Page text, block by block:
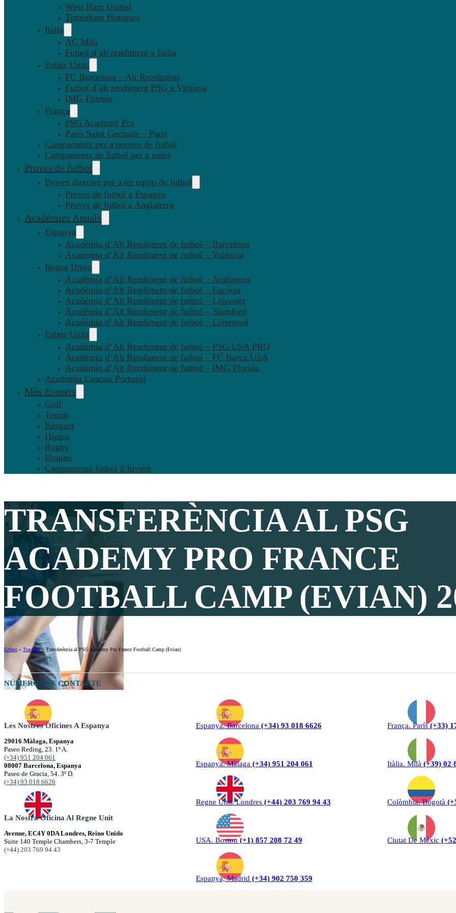
West Ham United
Tottenham Hotspurs
Itàlia
AC Milà
Futbol d’alt rendiment a Itàlia
Estats Units
FC Barcelona – Alt Rendiment
Futbol d’alt rendiment PSG a Virgínia
IMG Florida
França
PSG Academy Pro
Paris Saint Germain – Paris
Campaments per a porters de futbol
Campaments de futbol per a noies
Proves de futbol
Proves directes per a un equip de futbol
Proves de futbol a Espanya
Proves de futbol a Anglaterra
Acadèmies Anuals
Espanya
Acadèmia d’Alt Rendiment de futbol – Barcelona
Acadèmia d’Alt Rendiment de futbol – València
Regne Unito
Acadèmia d’Alt Rendiment de futbol – Anglaterra
Acadèmia d’Alt Rendiment de futbol – Escòcia
Acadèmia d’Alt Rendiment de futbol – Leicester
Acadèmia d’Alt Rendiment de futbol – Stamford
Acadèmia d’Alt Rendiment de futbol – Liverpool
Estats Units
Acadèmia d’Alt Rendiment de futbol – PSG USA PRO
Acadèmia d’Alt Rendiment de futbol – FC Barça USA
Acadèmia d’Alt Rendiment de futbol – IMG Florida
Acadèmia Cascais Portugal
Més Esports
Golf
Tennis
Bàsquet
Hípica
Rugby
Hoquei
Campaments futbol d’hivern
TRANSFERÈNCIA AL PSG
ACADEMY PRO FRANCE
FOOTBALL CAMP (EVIAN)
Ertheo » Trasllats»Transferència al PSG Academy Pro France Football Camp (Evian)
NÚMEROS DE CONTACTE
Les Nostres Oficines A Espanya
29016 Màlaga, Espanya
Paseo Reding, 23. 1º A.
(+34) 951 204 061
08007 Barcelona, Espanya
Paseo de Gracia, 54. 3º D.
(+34) 93 018 6626
La Nostra Oficina Al Regne Unit
Avenue, EC4Y 0DA Londres, Reino Unido
Suite 140 Temple Chambers, 3-7 Temple
(+44) 203 769 94 43
Espanya. Barcelona (+34) 93 018 6626
Espanya. Màlaga (+34) 951 204 061
Regne Unit. Londres (+44) 203 769 94 43
USA. Boston (+1) 857 208 72 49
Espanya, Madrid (+34) 902 750 359
França. París(+33)
Itàlia. Milà(+39) 02
Colòmbia. Bogotà
Ciutat De Mèxic